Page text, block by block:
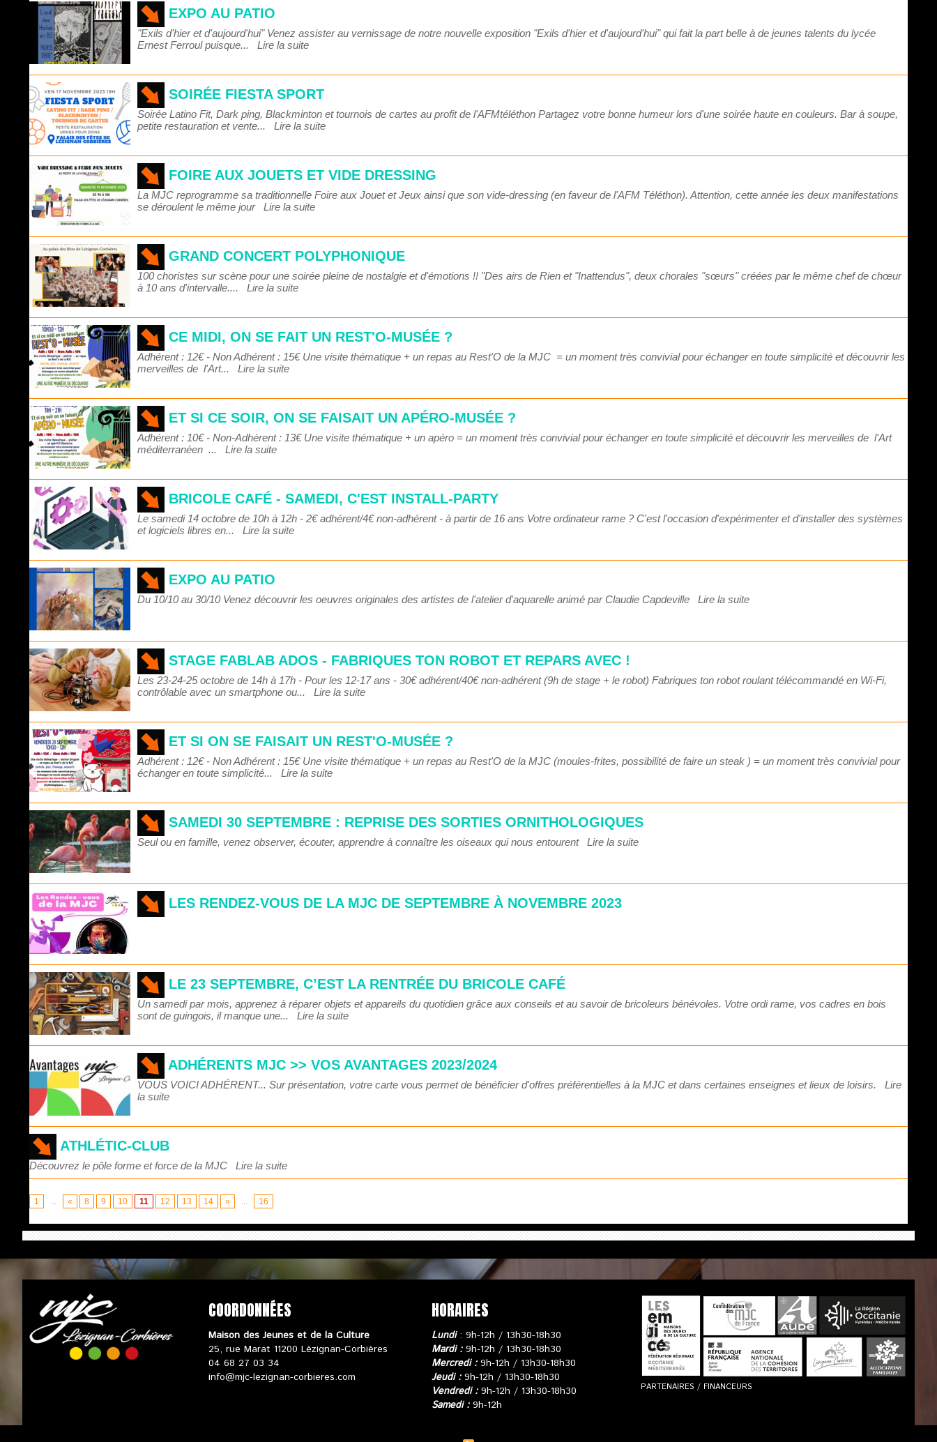
EXPO AU PATIO
"Exils d'hier et d'aujourd'hui" Venez assister au vernissage de notre nouvelle exposition "Exils d'hier et d'aujourd'hui" qui fait la part belle à de jeunes talents du lycée
Ernest Ferroul puisque... Lire la suite
SOIRÉE FIESTA SPORT
Soirée Latino Fit, Dark ping, Blackminton et tournois de cartes au profit de l'AFMtéléthon Partagez votre bonne humeur lors d'une soirée haute en couleurs. Bar à soupe,
petite restauration et vente... Lire la suite
FOIRE AUX JOUETS ET VIDE DRESSING
La MJC reprogramme sa traditionnelle Foire aux Jouet et Jeux ainsi que son vide-dressing (en faveur de l'AFM Téléthon). Attention, cette année les deux manifestations
se déroulent le même jour Lire la suite
GRAND CONCERT POLYPHONIQUE
100 choristes sur scène pour une soirée pleine de nostalgie et d'émotions !! "Des airs de Rien et "Inattendus", deux chorales "sœurs" créées par le même chef de chœur
à 10 ans d'intervalle.... Lire la suite
CE MIDI, ON SE FAIT UN REST'O-MUSÉE ?
Adhérent : 12€ - Non Adhérent : 15€ Une visite thématique + un repas au Rest'O de la MJC = un moment très convivial pour échanger en toute simplicité et découvrir les
merveilles de l'Art... Lire la suite
ET SI CE SOIR, ON SE FAISAIT UN APÉRO-MUSÉE ?
Adhérent : 10€ - Non-Adhérent : 13€ Une visite thématique + un apéro = un moment très convivial pour échanger en toute simplicité et découvrir les merveilles de l'Art
méditerranéen ... Lire la suite
BRICOLE CAFÉ - SAMEDI, C'EST INSTALL-PARTY
Le samedi 14 octobre de 10h à 12h - 2€ adhérent/4€ non-adhérent - à partir de 16 ans Votre ordinateur rame ? C'est l'occasion d'expérimenter et d'installer des systèmes
et logiciels libres en... Lire la suite
EXPO AU PATIO
Du 10/10 au 30/10 Venez découvrir les oeuvres originales des artistes de l'atelier d'aquarelle animé par Claudie Capdeville Lire la suite
STAGE FABLAB ADOS - FABRIQUES TON ROBOT ET REPARS AVEC !
Les 23-24-25 octobre de 14h à 17h - Pour les 12-17 ans - 30€ adhérent/40€ non-adhérent (9h de stage + le robot) Fabriques ton robot roulant télécommandé en Wi-Fi,
contrôlable avec un smartphone ou... Lire la suite
ET SI ON SE FAISAIT UN REST'O-MUSÉE ?
Adhérent : 12€ - Non Adhérent : 15€ Une visite thématique + un repas au Rest'O de la MJC (moules-frites, possibilité de faire un steak ) = un moment très convivial pour
échanger en toute simplicité... Lire la suite
SAMEDI 30 SEPTEMBRE : REPRISE DES SORTIES ORNITHOLOGIQUES
Seul ou en famille, venez observer, écouter, apprendre à connaître les oiseaux qui nous entourent Lire la suite
LES RENDEZ-VOUS DE LA MJC DE SEPTEMBRE À NOVEMBRE 2023
LE 23 SEPTEMBRE, C’EST LA RENTRÉE DU BRICOLE CAFÉ
Un samedi par mois, apprenez à réparer objets et appareils du quotidien grâce aux conseils et au savoir de bricoleurs bénévoles. Votre ordi rame, vos cadres en bois
sont de guingois, il manque une... Lire la suite
ADHÉRENTS MJC >> VOS AVANTAGES 2023/2024
VOUS VOICI ADHÉRENT... Sur présentation, votre carte vous permet de bénéficier d'offres préférentielles à la MJC et dans certaines enseignes et lieux de loisirs. Lire
la suite
ATHLÉTIC-CLUB
Découvrez le pôle forme et force de la MJC Lire la suite
1 ... « 8 9 10 11 12 13 14 » ... 16
COORDONNÉES
Maison des Jeunes et de la Culture
25, rue Marat 11200 Lézignan-Corbières
04 68 27 03 34
info@mjc-lezignan-corbieres.com
HORAIRES
Lundi: 9h-12h / 13h30-18h30
Mardi :9h-12h / 13h30-18h30
Mercredi :9h-12h / 13h30-18h30
Jeudi :9h-12h / 13h30-18h30
Vendredi :9h-12h / 13h30-18h30
Samedi :9h-12h
PARTENAIRES / FINANCEURS